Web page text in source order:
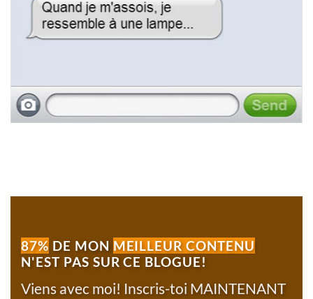
87%DE MON MEILLEUR CONTENU
N'EST PAS SUR CE BLOGUE!
Viens avec moi! Inscris-toi MAINTENANT